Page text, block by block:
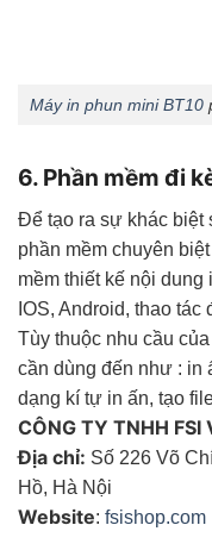
Máy in phun mini BT10
6. Phần mềm đi
Để tạo ra sự khác biệt
phần mềm chuyên
mềm thiết kế nội
IOS, Android, thao
Tùy thuộc nhu cầu
cần dùng đến như : in
dạng kí tự in ấn, tạo
CÔNG TY TNHH FSI
Địa chỉ: Số 226 Võ
Hồ, Hà Nội
Website: fsishop.com